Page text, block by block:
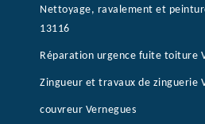
Nettoyage, ravalement et
13116
Réparation urgence fuite toiture
Zingueur et travaux de zinguerie
couvreur Vernegues